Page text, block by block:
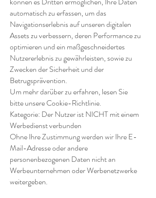
automatisch zu erfassen, um das
Navigationserlebnis auf unseren digitalen
Assets zu verbessern, deren Performance zu
optimieren und ein maßgeschneidertes
Nutzererlebnis zu gewährleisten, sowie zu
Zwecken der Sicherheit und der
Betrugsprävention.
Um mehr darüber zu erfahren, lesen Sie
bitte unsere Cookie-Richtlinie.
Kategorie: Der Nutzer ist NICHT mit einem
Werbedienst verbunden
Ohne Ihre Zustimmung werden wir Ihre E-
Mail-Adresse oder andere
personenbezogenen Daten nicht an
Werbeunternehmen oder Werbenetzwerke
weitergeben.